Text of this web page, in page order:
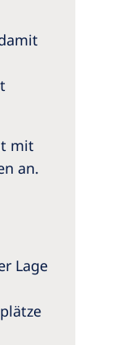
mit
an.
Lage